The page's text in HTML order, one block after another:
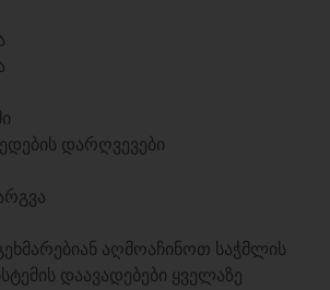
დარღვევები
აღმოაჩინოთ საჭმლის
დაავადებები ყველაზე